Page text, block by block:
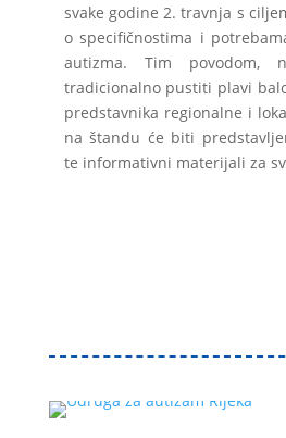
svake godine 2. travnja s
o specifičnostima i
autizma. Tim povodom,
tradicionalno pustiti plavi
predstavnika regionalne i
na štandu će biti
te informativni materijali za